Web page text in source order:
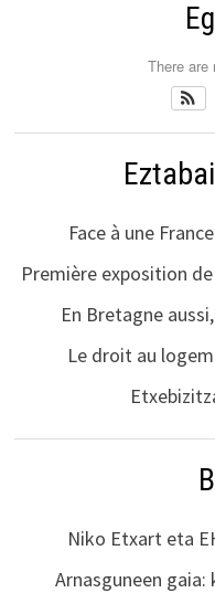
There are
Face à une
Première exposition
En Bretagne
Le droit au
Niko Etxart eta
Arnasguneen